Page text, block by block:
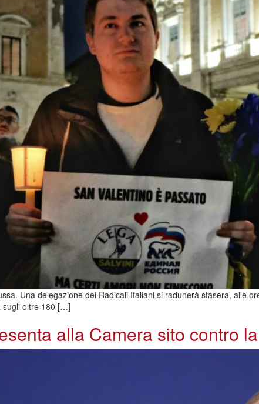
Una delegazione dei Radicali Italiani si radunerà stasera, alle
sugli oltre 180 […]
alla Camera sito contro